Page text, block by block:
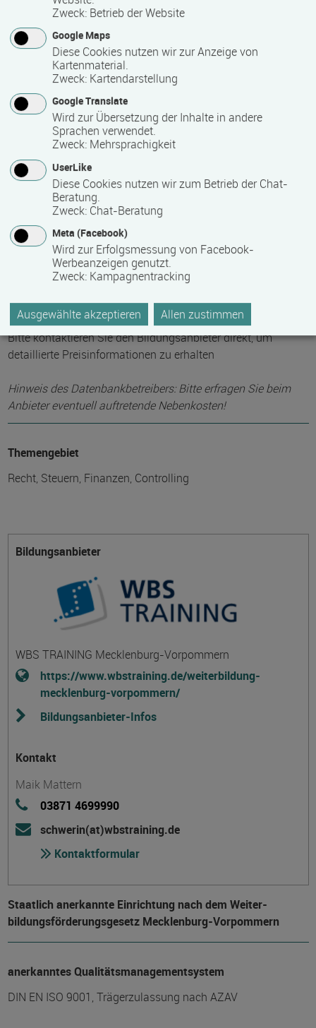
Termine auf Anfrage
Bemerkungen zum Termin
Die Qualifizierung läuft in Vollzeit.
Mindest­teilnehmer­anzahl
10
Maximale Teilnehmerzahl
25
Teilnahmegebühr
0,00 €
Bitte kontaktieren Sie den Bildungsanbieter direkt, um
detaillierte Preisinformationen zu erhalten
Hinweis des Datenbankbetreibers: Bitte erfragen Sie beim
Anbieter eventuell auftretende Nebenkosten!
Themengebiet
Recht, Steuern, Finanzen, Controlling
Bildungsanbieter
WBS TRAINING Mecklenburg-Vorpommern
https://www.wbstraining.de/weiterbildung-
mecklenburg-vorpommern/
Bildungsanbieter-Infos
Kontakt
Maik Mattern
03871 4699990
schwerin(at)wbstraining.de
Kontaktformular
Staatlich anerkannte Einrichtung nach dem Weiter­
bildungs­förderungs­gesetz Mecklenburg-Vorpommern
anerkanntes Qualitätsmanagementsystem
DIN EN ISO 9001, Trägerzulassung nach AZAV
Zweck: Betrieb der Website
Google Maps
Diese Cookies nutzen wir zur Anzeige von
Kartenmaterial.
Zweck: Kartendarstellung
Google Translate
Wird zur Übersetzung der Inhalte in andere
Sprachen verwendet.
Zweck: Mehrsprachigkeit
UserLike
Diese Cookies nutzen wir zum Betrieb der Chat-
Beratung.
Zweck: Chat-Beratung
Meta (Facebook)
Wird zur Erfolgsmessung von Facebook-
Werbeanzeigen genutzt.
Zweck: Kampagnentracking
Ausgewählte akzeptieren Allen zustimmen